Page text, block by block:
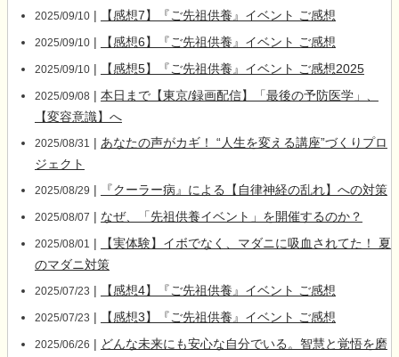
2025/09/10| 【感想7】『ご先祖供養』イベント ご感想
2025/09/10| 【感想6】『ご先祖供養』イベント ご感想
2025/09/10| 【感想5】『ご先祖供養』イベント ご感想2025
2025/09/08 | 本日まで【東京/録画配信】「最後の予防医学」、
【変容意識】へ
2025/08/31 | あなたの声がカギ！ “人生を変える講座”づくりプロ
ジェクト
2025/08/29 | 『クーラー病』による【自律神経の乱れ】への対策
2025/08/07 | なぜ、「先祖供養イベント」を開催するのか？
2025/08/01 |
【実体験】イボでなく、マダニに吸血されてた！ 夏
のマダニ対策
2025/07/23 | 【感想4】『ご先祖供養』イベント ご感想
2025/07/23 | 【感想3】『ご先祖供養』イベント ご感想
2025/06/26 | どんな未来にも安心な自分でいる。智慧と覚悟を磨